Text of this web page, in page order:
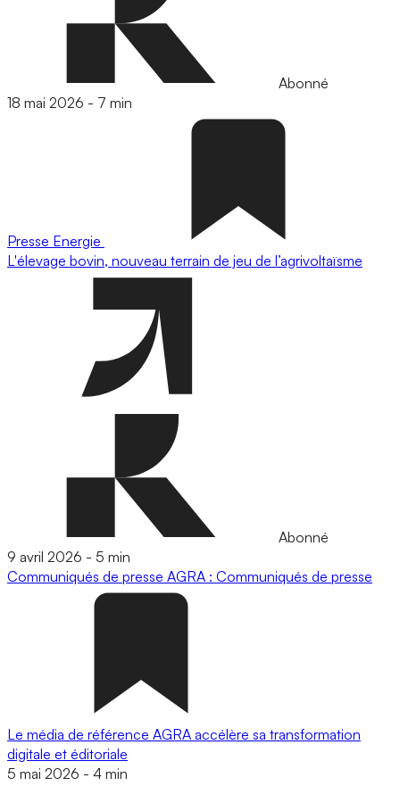
Abonné
18 mai 2026 - 7 min
Presse Energie
L'élevage bovin, nouveau terrain de jeu de l’agrivoltaïsme
Abonné
9 avril 2026 - 5 min
Communiqués de presse AGRA : Communiqués de presse
Le média de référence AGRA accélère sa transformation
digitale et éditoriale
5 mai 2026 - 4 min